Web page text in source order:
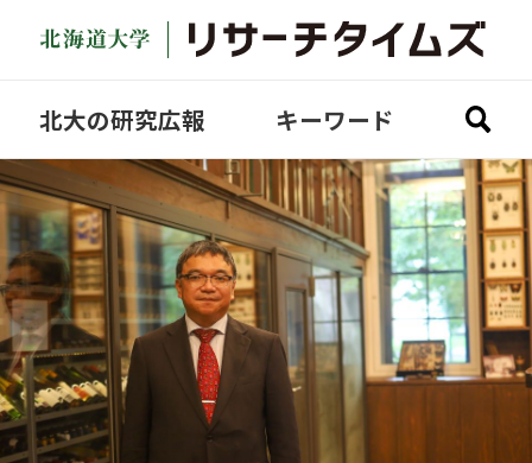
北大の研究広報 キーワード
全ての記事を見る
研究探訪
どさんこ研究
Academic Fantasista